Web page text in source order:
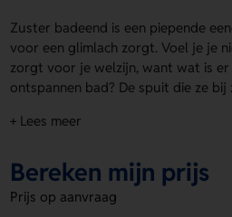
Zuster badeend is een piepende
voor een glimlach zorgt. Voel je je
zorgt voor je welzijn, want wat is er
ontspannen bad? De spuit die ze
om te krijgen. Voor een logo, naam
vraag een prijs op.
Voordelen van de
+ Lees meer
Bereken mijn prijs
Prijs op aanvraag